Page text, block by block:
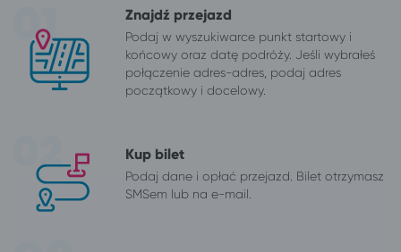
Znajdź przejazd
Podaj w wyszukiwarce punkt startowy i
końcowy oraz datę podróży. Jeśli wybrałeś
połączenie adres-adres, podaj adres
początkowy i docelowy.
Kup bilet
Podaj dane i opłać przejazd. Bilet otrzymasz
SMSem lub na e-mail.